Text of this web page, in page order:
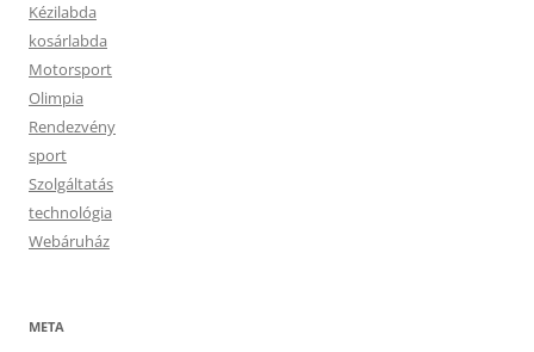
Kézilabda
kosárlabda
Motorsport
Olimpia
Rendezvény
sport
Szolgáltatás
technológia
Webáruház
META